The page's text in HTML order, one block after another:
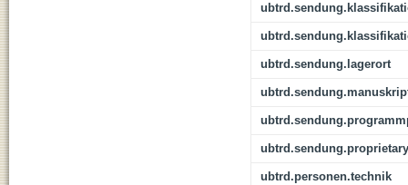
ubtrd.sendung.lagerort
ubtrd.sendung.proprietary
ubtrd.personen.technik